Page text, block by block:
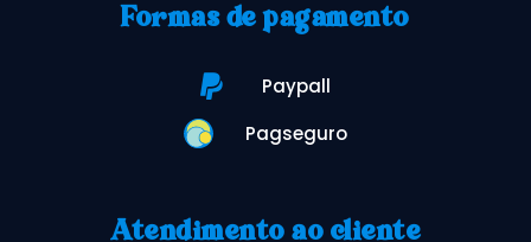
Formas de pagamento
Paypall
Pagseguro
Atendimento ao cliente